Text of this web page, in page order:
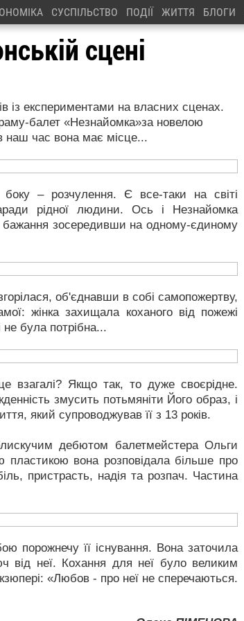
СУСПІЛЬСТВО ПОДІЇ ЖИТТЯ БЛОГИ
сцені
із експериментами на власних сценах.
балет «Незнайомка»за новелою
наш час вона має місце...
– розчулення. Є все-таки на світі
рідної людини. Ось і Незнайомка
бажання зосередивши на одному-єдиному
об'єднавши в собі самопожертву,
жінка захищала коханого від пожежі
була потрібна...
Якщо так, то дуже своєрідне.
змусить потьмяніти Його образ, і
який супроводжував її з 13 років.
дебютом балетмейстера Ольги
пластикою вона розповідала більше про
пристрасть, надія та розпач. Частина
порожнечу її існування. Вона заточила
від неї. Кохання для неї було великим
«Любов - про неї не сперечаються.